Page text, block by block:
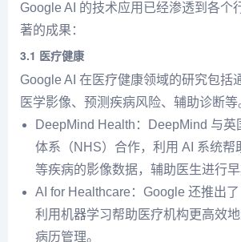
Google AI 的技术应用已经渗透到各个
著的成果：
3.1 医疗健康
Google AI 在医疗健康领域的研究包括
医学影像、预测疾病风险、辅助诊断等
DeepMind Health：DeepMind 与英
体系（NHS）合作，利用 AI 系统帮
等疾病的影像数据，辅助医生进行早
AI for Healthcare：Google 还推出了
利用机器学习帮助医疗机构更高效
病历管理。